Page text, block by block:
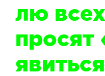
лю
просят